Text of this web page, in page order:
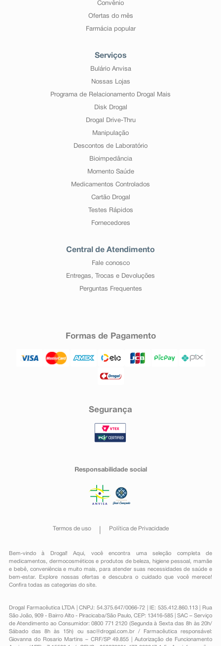
Convênio
Ofertas do mês
Farmácia popular
Serviços
Bulário Anvisa
Nossas Lojas
Programa de Relacionamento Drogal Mais
Disk Drogal
Drogal Drive-Thru
Manipulação
Descontos de Laboratório
Bioimpedância
Momento Saúde
Medicamentos Controlados
Cartão Drogal
Testes Rápidos
Fornecedores
Central de Atendimento
Fale conosco
Entregas, Trocas e Devoluções
Perguntas Frequentes
Formas de Pagamento
Segurança
Responsabilidade social
Termos de uso Política de Privacidade
Bem-vindo à Drogal! Aqui, você encontra uma seleção completa de
medicamentos , dermocosméticos e produtos de beleza, higiene pessoal ,mamãe
e bebê, conveniênciae muito mais, para atender suas necessidades de saúde e
bem-estar. Explore nossas ofertas e descubra o cuidado que você merece!
Confira todas as categorias do site.
Drogal Farmacêutica LTDA | CNPJ: 54.375.647/0066-72 | IE: 535.412.860.113 | Rua
São João, 909 - Bairro Alto - Piracicaba/São Paulo, CEP: 13416-585 | SAC – Serviço
de Atendimento ao Consumidor: 0800 771 2120 (Segunda à Sexta das 8h às 20h/
Sábado das 8h às 15h) ou sac@drogal.com.br/ Farmacêutica responsável:
Giovanna do Rosario Martins – CRF/SP 49.855 | Autorização de Funcionamento